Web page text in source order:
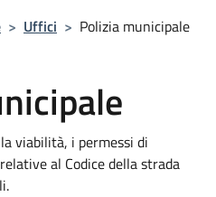
> Uffici > Polizia municipale
viabilità, i permessi di
al Codice della strada